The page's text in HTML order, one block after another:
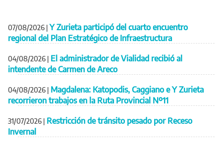
07/08/2026 | Y Zurieta participó del cuarto encuentro
regional del Plan Estratégico de Infraestructura
04/08/2026 | El administrador de Vialidad recibió al
intendente de Carmen de Areco
04/08/2026 | Magdalena: Katopodis, Caggiano e Y Zurieta
recorrieron trabajos en la Ruta Provincial Nº11
31/07/2026 | Restricción de tránsito pesado por Receso
Invernal